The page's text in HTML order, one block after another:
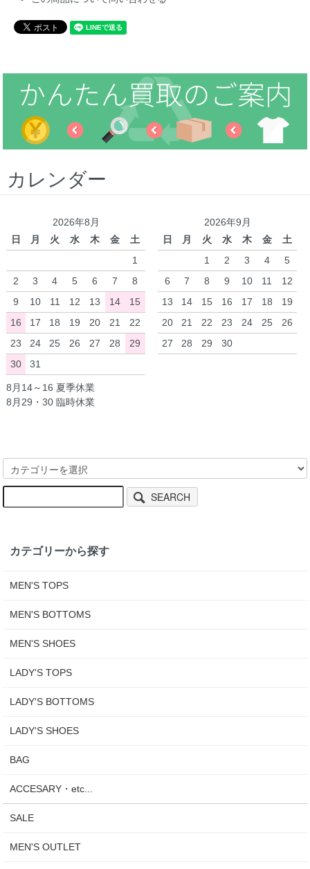
カレンダー
2026年8月
日
月 火 水 木 金
土
1
2
3 4 5 6 7
8
9
10 11 12 13 14
15
16
17 18 19 20 21
22
23
24 25 26 27 28
29
30
31
2026年9月
日
月 火 水 木 金
土
1
2 3 4
5
6
7 8 9 10 11
12
13
14 15 16 17 18
19
20
21 22 23 24 25
26
27
28 29 30
8月14～16 夏季休業
8月29・30 臨時休業
SEARCH
カテゴリーから探す
MEN'S TOPS
MEN'S BOTTOMS
MEN'S SHOES
LADY'S TOPS
LADY'S BOTTOMS
LADY'S SHOES
BAG
ACCESARY・etc...
SALE
MEN'S OUTLET